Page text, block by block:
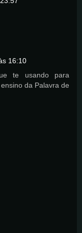
16:10
te usando para
da Palavra de